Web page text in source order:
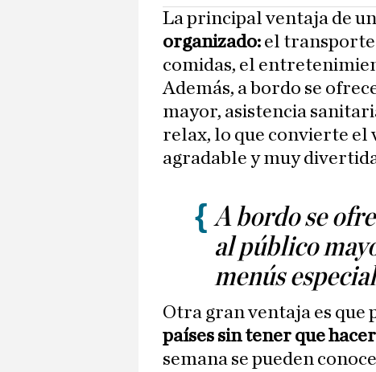
La principal ventaja de
organizado: el transporte
comidas, el
Además, a bordo se
mayor, asistencia
relax, lo que convierte el
agradable y muy
A bordo se
al público
menús
Otra gran ventaja es
países sin tener que
semana se pueden